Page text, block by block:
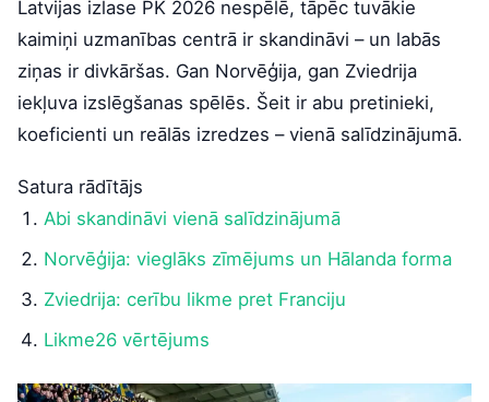
Latvijas izlase PK 2026 nespēlē, tāpēc tuvākie
kaimiņi uzmanības centrā ir skandināvi – un labās
ziņas ir divkāršas. Gan Norvēģija, gan Zviedrija
iekļuva izslēgšanas spēlēs. Šeit ir abu pretinieki,
koeficienti un reālās izredzes – vienā salīdzinājumā.
Satura rādītājs
Abi skandināvi vienā salīdzinājumā
Norvēģija: vieglāks zīmējums un Hālanda forma
Zviedrija: cerību likme pret Franciju
Likme26 vērtējums